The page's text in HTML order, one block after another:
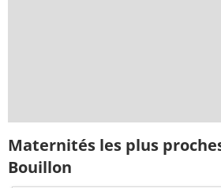
Maternités les plus
Bouillon